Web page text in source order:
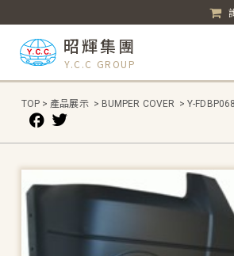
昭輝集團
Y.C.C GROUP
TOP > 產品展示 > BUMPER COVER > Y-